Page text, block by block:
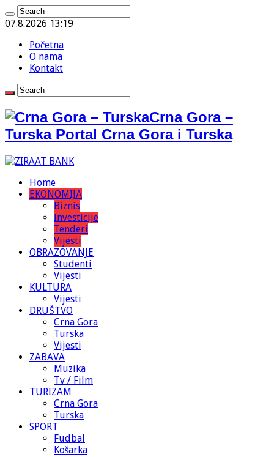
07.8.2026 13:19
Početna
O nama
Kontakt
Crna Gora –
Turska Portal Crna Gora i Turska
Home
EKONOMIJA
Biznis
Investicije
Tenderi
Vijesti
OBRAZOVANJE
Studenti
Vijesti
KULTURA
Vijesti
DRUŠTVO
Crna Gora
Turska
Vijesti
ZABAVA
Muzika
Tv / Film
TURIZAM
Crna Gora
Turska
SPORT
Fudbal
Košarka